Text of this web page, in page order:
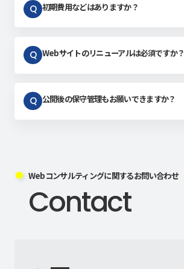
Q 初期費用などはありますか？
Q Webサイトのリニューアルは必須ですか？
Q 公開後の保守管理もお願いできますか？
Webコンサルティングに関するお問い合わせ
Contact